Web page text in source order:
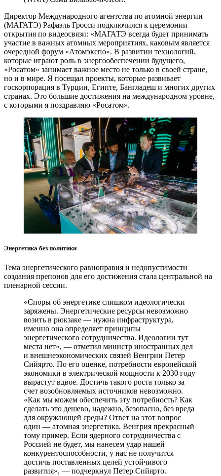
Директор Международного агентства по атомной энергии
(МАГАТЭ) Рафаэль Гросси подключился к церемонии
открытия по видеосвязи: «МАГАТЭ всегда будет принимать
участие в важных атомных мероприятиях, каковым является
очередной форум «Атомэкспо». В развитии технологий,
которые играют роль в энергообеспечении будущего,
«Росатом» занимает важное место не только в своей стране,
но и в мире. Я посещал проекты, которые развивает
госкорпорация в Турции, Египте, Бангладеш и многих других
странах. Это большие достижения на международном уровне,
с которыми я поздравляю «Росатом».
Энергетика без политики
Тема энергетического равноправия и недопустимости
создания препонов для его достижения стала центральной на
пленарной сессии.
«Споры об энергетике слишком идеологически
заряжены. Энергетические ресурсы невозможно
возить в рюкзаке — нужна инфраструктура,
именно она определяет принципы
энергетического сотрудничества. Идеологии тут
места нет», — отметил министр иностранных дел
и внешнеэкономических связей Венгрии Петер
Сийярто. По его оценке, потребности европейской
экономики в электрической мощности к 2030 году
вырастут вдвое. Достичь такого роста только за
счет возобновляемых источников невозможно.
«Как мы можем обеспечить эту потребность? Как
сделать это дешево, надежно, безопасно, без вреда
для окружающей среды? Ответ на этот вопрос
один — атомная энергетика. Венгрия прекрасный
тому пример. Если ядерного сотрудничества с
Россией не будет, мы нанесем удар нашей
конкурентоспособности, у нас не получится
достичь поставленных целей устойчивого
развития», — подчеркнул Петер Сийярто.